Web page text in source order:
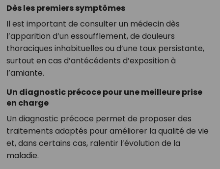
Dès les premiers symptômes
Il est important de consulter un médecin dès
l’apparition d’un essoufflement, de douleurs
thoraciques inhabituelles ou d’une toux persistante,
surtout en cas d’antécédents d’exposition à
l’amiante.
Un diagnostic précoce pour une meilleure prise
en charge
Un diagnostic précoce permet de proposer des
traitements adaptés pour améliorer la qualité de vie
et, dans certains cas, ralentir l’évolution de la
maladie.